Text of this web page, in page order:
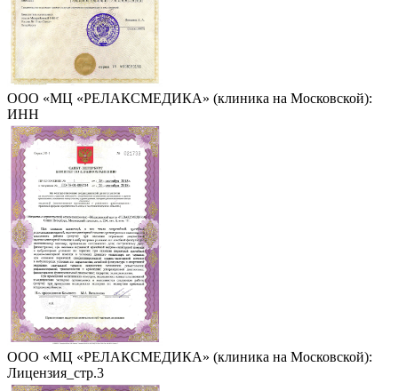
ООО «МЦ «РЕЛАКСМЕДИКА» (клиника на Московской):
ИНН
ООО «МЦ «РЕЛАКСМЕДИКА» (клиника на Московской):
Лицензия_стр.3